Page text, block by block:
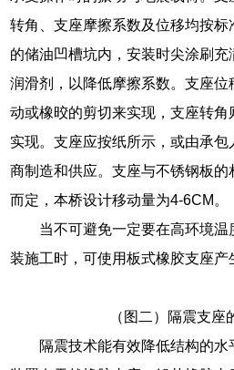
转角、支座摩擦系数及位移均按
的储油凹槽坑内，安装时尖涂刷
润滑剂，以降低摩擦系数。支座
动或橡晈的剪切来实现，支座转
实现。支座应按纸所示，或由承
商制造和供应。支座与不锈钢板
而定，本桥设计移动量为4-6CM。
当不可避免一定要在高环境
装施工时，可使用板式橡胶支座
（图二）隔震支座
隔震技术能有效降低结构的